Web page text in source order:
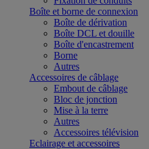
Boîte et borne de connexion
Boîte de dérivation
Boîte DCL et douille
Boîte d'encastrement
Borne
Autres
Accessoires de câblage
Embout de câblage
Bloc de jonction
Mise à la terre
Autres
Accessoires télévision
Eclairage et accessoires